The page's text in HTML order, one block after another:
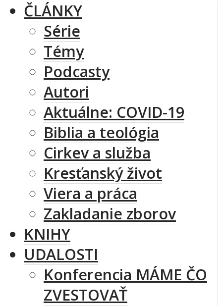
ČLÁNKY
Série
Témy
Podcasty
Autori
Aktuálne: COVID-19
Biblia a teológia
Cirkev a služba
Kresťanský život
Viera a práca
Zakladanie zborov
KNIHY
UDALOSTI
Konferencia MÁME ČO
ZVESTOVAŤ